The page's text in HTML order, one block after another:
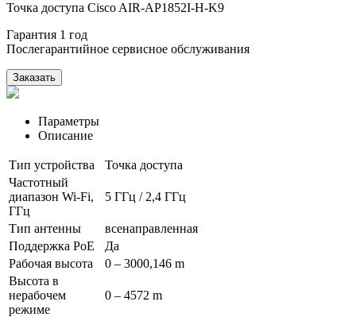
Точка доступа Cisco AIR-AP1852I-H-K9
Гарантия 1 год
Послегарантийное сервисное обслуживания
Заказать
Параметры
Описание
Тип устройства
Точка доступа
Частотный
диапазон Wi-Fi,
ГГц
5 ГГц / 2,4 ГГц
Тип антенны
всенаправленная
Поддержка PoE
Да
Рабочая высота
0 – 3000,146 m
Высота в
нерабочем
режиме
0 – 4572 m